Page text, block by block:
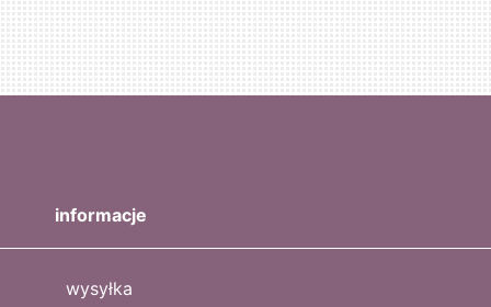
informacje
wysyłka